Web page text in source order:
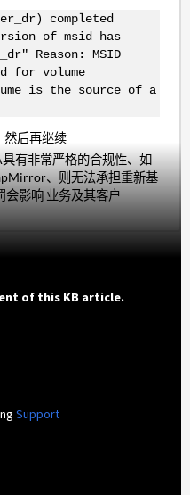
completed
of msid has
Reason: MSID
for volume
is the source of a
后再继续
有非常严格的合规性、如
、则无法承担重新基
会影响 业务及其客户
of this KB article.
Support